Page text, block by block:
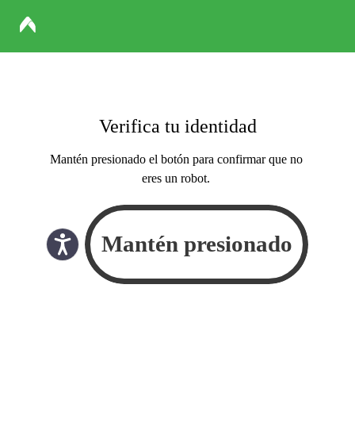
Verifica tu identidad
Mantén presionado el botón para confirmar que no
eres un robot.